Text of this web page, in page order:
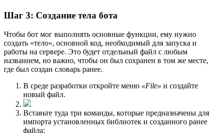
Шаг 3: Создание тела бота
Чтобы бот мог выполнять основные функции, ему нужно
создать «тело», основной код, необходимый для запуска и
работы на сервере. Это будет отдельный файл с любым
названием, но важно, чтобы он был сохранен в том же месте,
где был создан словарь ранее.
В среде разработки откройте меню «File» и создайте
новый файл.
Вставьте туда три команды, которые предназначены для
импорта установленных библиотек и созданного ранее
файла: